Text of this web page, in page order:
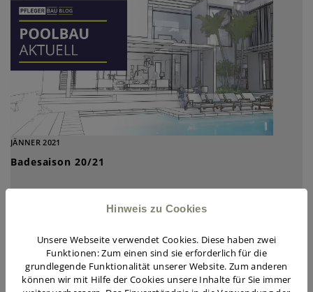
JÄNNER 2021
Badesaison 20/21
Hinweis zu Cookies
Unsere Webseite verwendet Cookies. Diese haben zwei
Funktionen: Zum einen sind sie erforderlich für die
grundlegende Funktionalität unserer Website. Zum anderen
können wir mit Hilfe der Cookies unsere Inhalte für Sie immer